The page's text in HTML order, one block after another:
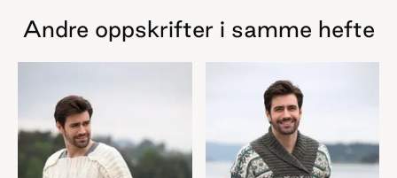
Andre oppskrifter i samme hefte